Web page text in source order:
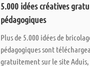
5.000 idées créatives
pédagogiques
Plus de 5.000 idées de
pédagogiques sont
gratuitement sur le site Aduis,